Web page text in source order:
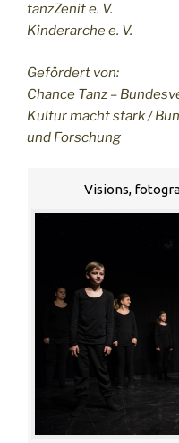
tanzZenit e. V.
Kinderarche e. V.
Gefördert von:
Chance Tanz –
Kultur macht stark /
und Forschung
Visions,